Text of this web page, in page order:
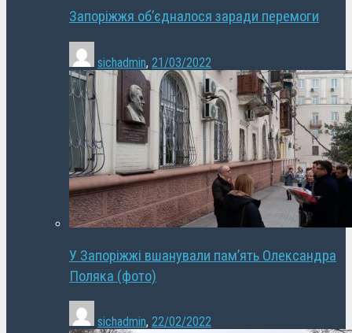
Запоріжжя об’єдналося заради перемоги
sichadmin, 21/03/2022
У Запоріжжі вшанували пам’ять Олександра
Поляка (фото)
sichadmin, 22/02/2022